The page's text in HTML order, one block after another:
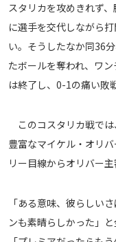
ご利用にあたって
プライバシーポリシー
Share
スタリカを攻めきれず
に選手を交代しながら
い。そうしたなか同36
たボールを奪われ、ワ
は終了し、0-1の痛い敗
このコスタリカ戦で
豊富なマイケル・オリ
リー目線からオリバー
「ある意味、彼らしい
ンも素晴らしかった」